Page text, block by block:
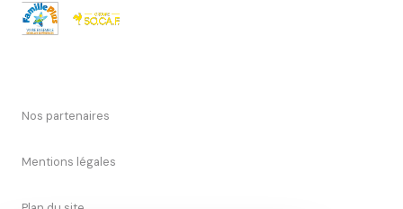
Nos partenaires
Mentions légales